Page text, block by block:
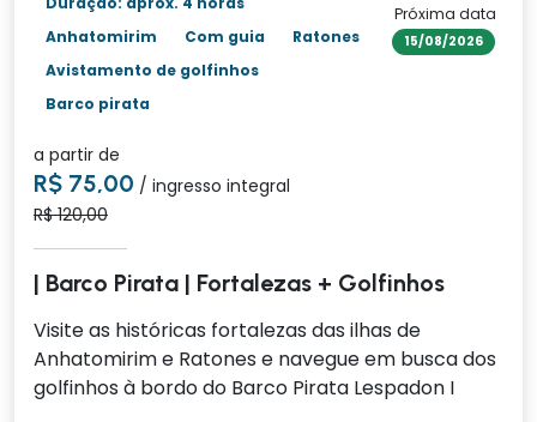
Próxima data
15/08/2026
Anhatomirim
Com guia
Ratones
Avistamento de golfinhos
Barco pirata
a partir de
R$ 75,00 / ingresso integral
R$ 120,00
| Barco Pirata | Fortalezas + Golfinhos
Visite as históricas fortalezas das ilhas de
Anhatomirim e Ratones e navegue em busca dos
golfinhos à bordo do Barco Pirata Lespadon I